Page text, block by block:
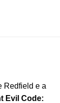
Redfield e a
Evil Code: